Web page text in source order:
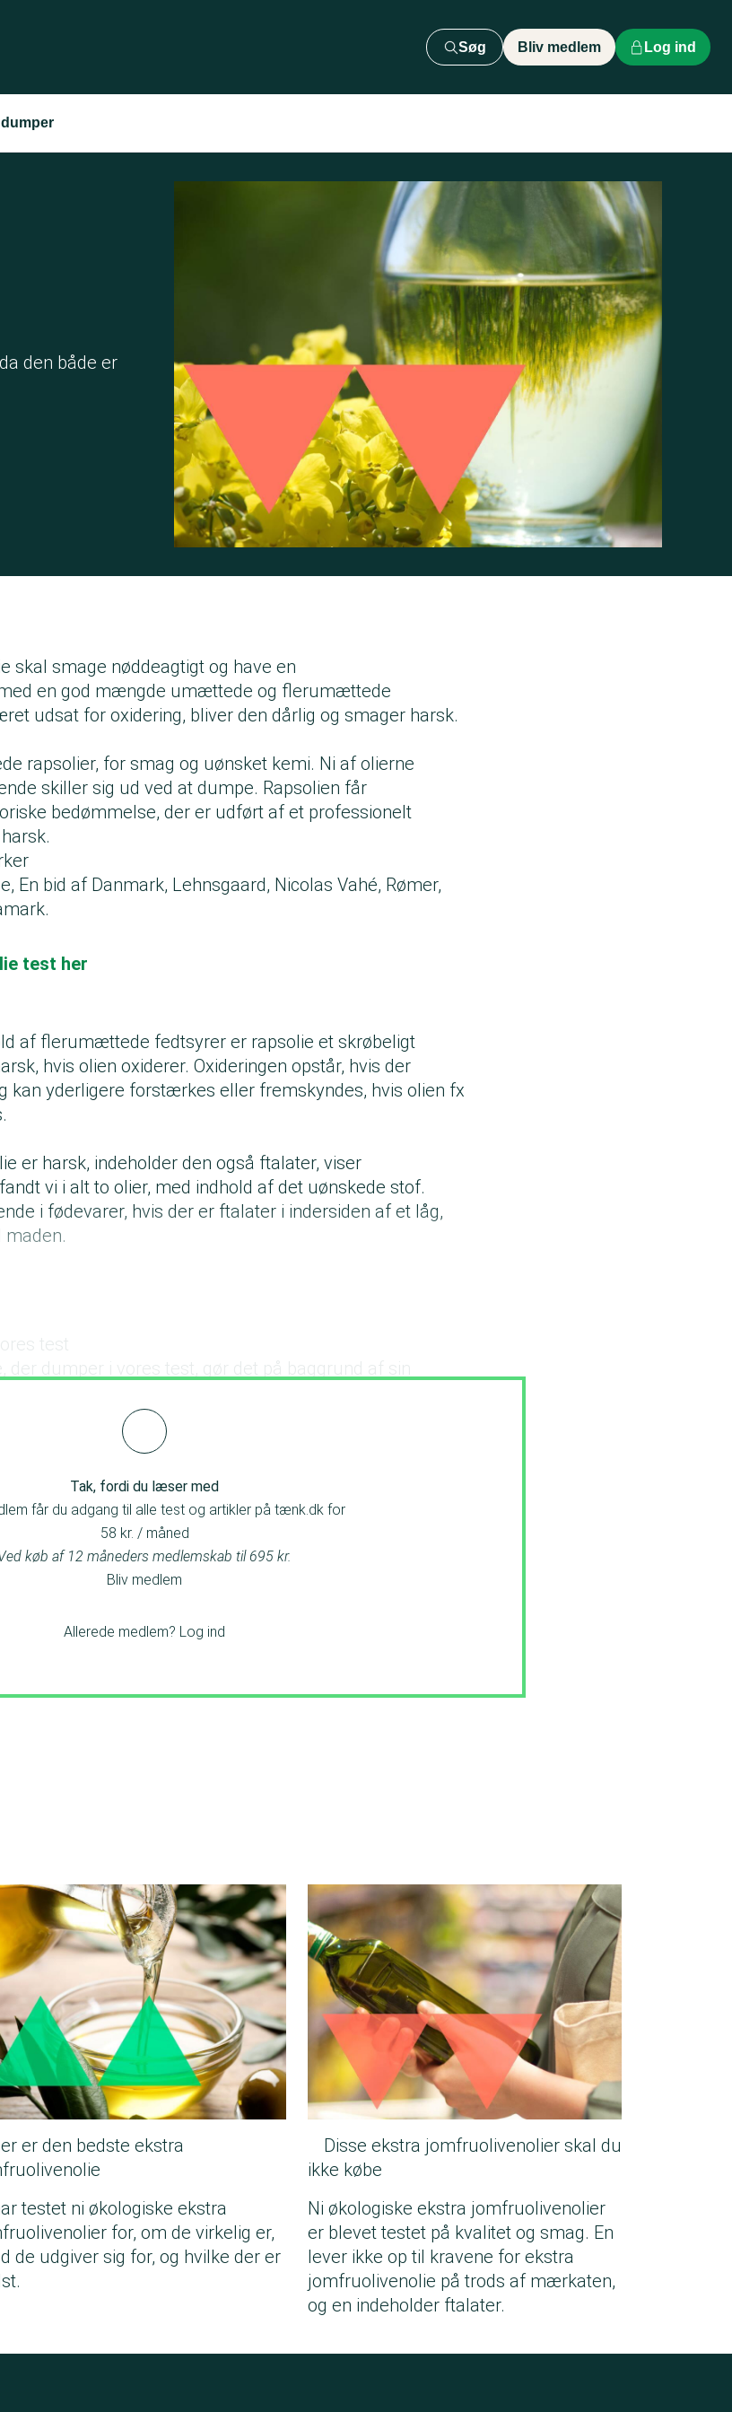
Søg Bliv medlem Log ind
den både er
skal smage nøddeagtigt og have en
en god mængde umættede og flerumættede
udsat for oxidering, bliver den dårlig og smager harsk.
rapsolier, for smag og uønsket kemi. Ni af olierne
skiller sig ud ved at dumpe. Rapsolien får
bedømmelse, der er udført af et professionelt
En bid af Danmark, Lehnsgaard, Nicolas Vahé, Rømer,
test her
af flerumættede fedtsyrer er rapsolie et skrøbeligt
hvis olien oxiderer. Oxideringen opstår, hvis der
kan yderligere forstærkes eller fremskyndes, hvis olien fx
er harsk, indeholder den også ftalater, viser
vi i alt to olier, med indhold af det uønskede stof.
i fødevarer, hvis der er ftalater i indersiden af et låg,
test
der dumper i vores test, gør det på baggrund af sin
Tak, fordi du læser med
får du adgang til alle test og artikler på tænk.dk for
58 kr. / måned
køb af 12 måneders medlemskab til 695 kr.
Bliv medlem
Allerede medlem? Log ind
er den bedste ekstra
testet ni økologiske ekstra
for, om de virkelig er,
de udgiver sig for, og hvilke der er
Disse ekstra jomfruolivenolier skal du
ikke købe
Ni økologiske ekstra jomfruolivenolier
er blevet testet på kvalitet og smag. En
lever ikke op til kravene for ekstra
jomfruolivenolie på trods af mærkaten,
og en indeholder ftalater.